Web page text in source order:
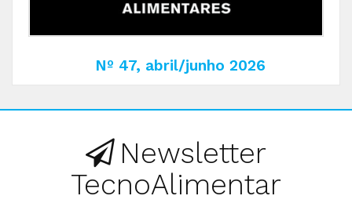
Nº 47, abril/junho 2026
Newsletter
TecnoAlimentar